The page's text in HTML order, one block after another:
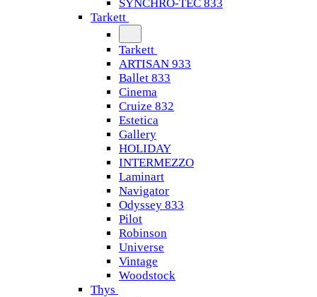
SYNCHRO-TEC 833
Tarkett
Tarkett
ARTISAN 933
Ballet 833
Cinema
Cruize 832
Estetica
Gallery
HOLIDAY
INTERMEZZO
Laminart
Navigator
Odyssey 833
Pilot
Robinson
Universe
Vintage
Woodstock
Thys